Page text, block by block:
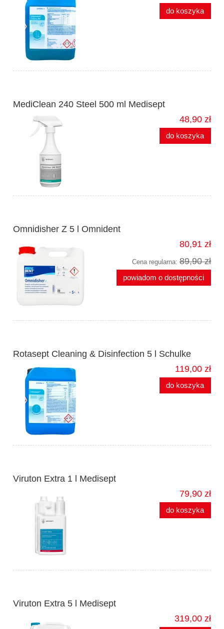
do koszyka
MediClean 240 Steel 500 ml Medisept
48,90 zł
do koszyka
Omnidisher Z 5 l Omnident
80,91 zł
Cena regularna: 89,90 zł
powiadom o dostępności
Rotasept Cleaning & Disinfection 5 l Schulke
119,00 zł
do koszyka
Viruton Extra 1 l Medisept
79,90 zł
do koszyka
Viruton Extra 5 l Medisept
319,00 zł